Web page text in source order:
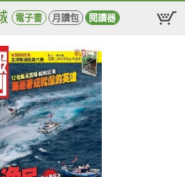
電子書 月讀包 閱讀器